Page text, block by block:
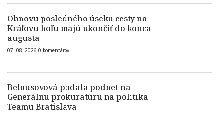
Obnovu posledného úseku cesty na
Kráľovu hoľu majú ukončiť do konca
augusta
07. 08. 2026 0 komentárov
Belousovová podala podnet na
Generálnu prokuratúru na politika
Teamu Bratislava